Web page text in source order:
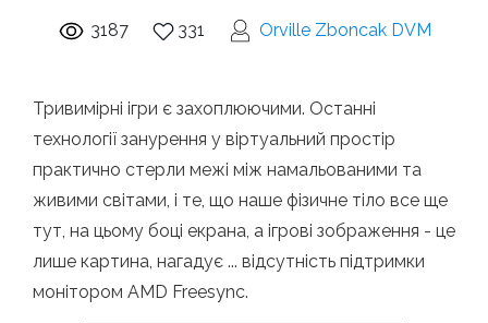
3187 331 Orville Zboncak DVM
Тривимірні ігри є захоплюючими. Останні
технології занурення у віртуальний простір
практично стерли межі між намальованими та
живими світами, і те, що наше фізичне тіло все ще
тут, на цьому боці екрана, а ігрові зображення - це
лише картина, нагадує ... відсутність підтримки
монітором AMD Freesync.